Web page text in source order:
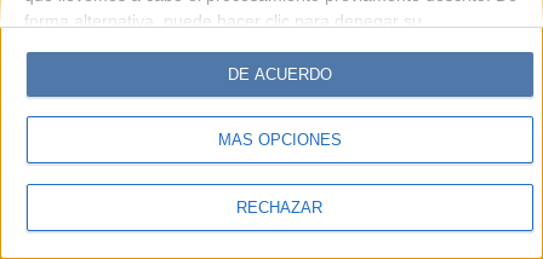
forma alternativa, puede hacer clic para denegar su
cambiar sus preferencias antes de otorgar su consentimiento.
Tenga en cuenta que algún procesamiento de sus datos
personales puede no requerir de su consentimiento, pero usted
tiene el derecho de rechazar tal procesamiento. Sus
sus preferencias o retirar su consentimiento en cualquier
MÁS OPCIONES
RECHAZAR
DE ACUERDO